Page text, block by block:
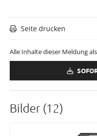
Seite drucken
Alle Inhalte dieser Meldung
Bilder (12)